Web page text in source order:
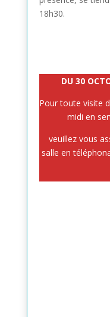
18h30.
DU 30
Pour toute visite
midi en
veuillez vous
salle en